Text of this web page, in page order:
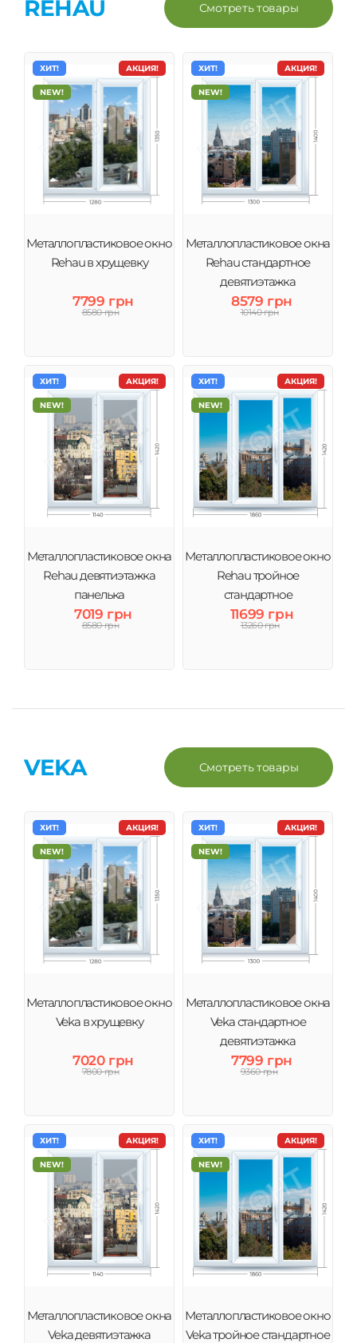
REHAU Смотреть товары
АКЦИЯ!
ХИТ!
NEW!
Металлопластиковое окно
Rehau в хрущевку
7799 грн
8580 грн
АКЦИЯ!
ХИТ!
NEW!
Металлопластиковое окна
Rehau стандартное
девятиэтажка
8579 грн
10140 грн
АКЦИЯ!
ХИТ!
NEW!
Металлопластиковое окна
Rehau девятиэтажка
панелька
7019 грн
8580 грн
АКЦИЯ!
ХИТ!
NEW!
Металлопластиковое окно
Rehau тройное
стандартное
11699 грн
13260 грн
VEKA Смотреть товары
АКЦИЯ!
ХИТ!
NEW!
Металлопластиковое окно
Veka в хрущевку
7020 грн
7800 грн
АКЦИЯ!
ХИТ!
NEW!
Металлопластиковое окна
Veka стандартное
девятиэтажка
7799 грн
9360 грн
АКЦИЯ!
ХИТ!
NEW!
Металлопластиковое окна
Veka девятиэтажка
АКЦИЯ!
ХИТ!
NEW!
Металлопластиковое окно
Veka тройное стандартное